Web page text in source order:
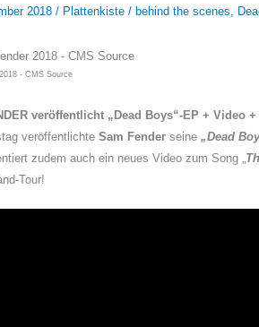
2018 / Plattenkiste / behind the scenes,
- CMS Source
veröffentlicht „Dead Boys“-EP + Video
veröffentlichte Sam Fender seine „Dead
zudem auch ein neues Video zum Song „
Tour!